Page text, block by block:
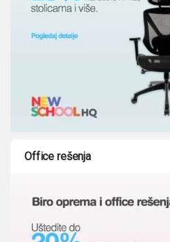
Office rešenja